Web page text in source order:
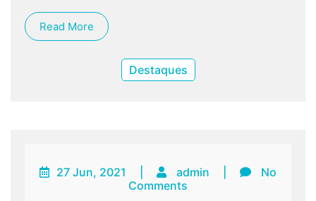
Read More
Destaques
27 Jun, 2021 admin
No
Comments